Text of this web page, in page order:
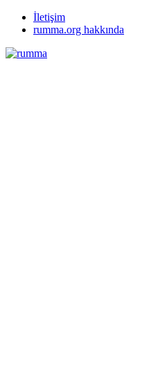
İletişim
rumma.org hakkında